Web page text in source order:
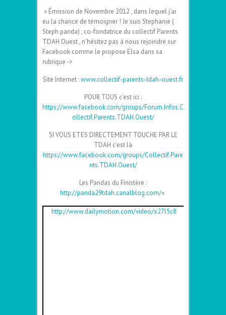
» Émission de Novembre 2012 , dans lequel j’ai
eu la chance de témoigner ! Je suis Stephanie (
Steph panda) , co-fondatrice du collectif Parents
TDAH Ouest , n’hésitez pas à nous rejoindre sur
Facebook comme le propose Elsa dans sa
rubrique ->
Site Internet :www.collectif-parents-tdah-ouest.fr
POUR TOUS c’est ici :
https://www.facebook.com/groups/Forum.Infos.C
ollectif.Parents.TDAH.Ouest/
SI VOUS ETES DIRECTEMENT TOUCHE PAR LE
TDAH c’est là
https://www.facebook.com/groups/Collectif.Pare
nts.TDAH.Ouest/
Les Pandas du Finistère :
http://panda29tdah.canalblog.com/«
http://www.dailymotion.com/video/x27l5c8